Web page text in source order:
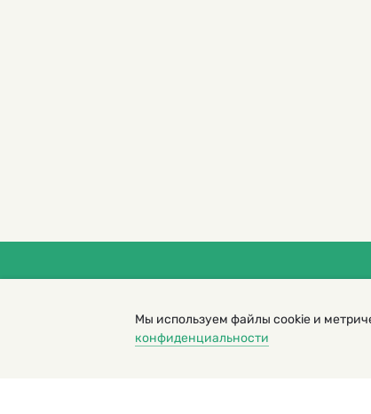
Копирование материалов возможно только с
Политика конфиденциальности
Мы используем файлы cookie и
конфиденциальности